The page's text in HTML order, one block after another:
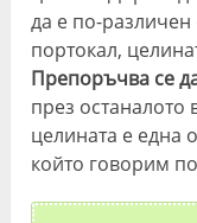
да е по-
портокал,
Препоръчва се
през
целината е една
който говорим